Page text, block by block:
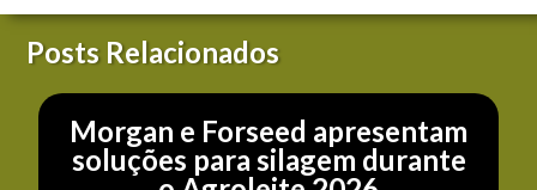
Posts Relacionados
Morgan e Forseed apresentam
soluções para silagem durante